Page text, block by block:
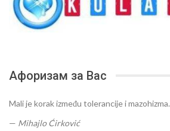
Афоризам за Вас
Mali je korak između tolerancije i mazohizma.
— Mihajlo Ćirković